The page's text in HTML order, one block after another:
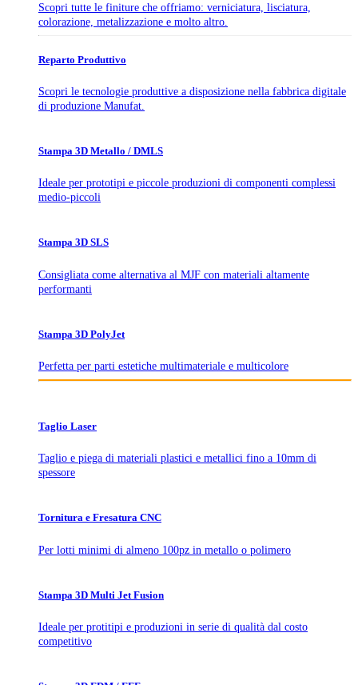
Scopri tutte le finiture che offriamo: verniciatura, lisciatura,
colorazione, metalizzazione e molto altro.
Reparto Produttivo
Scopri le tecnologie produttive a disposizione nella fabbrica digitale
di produzione Manufat.
Stampa 3D Metallo / DMLS
Ideale per prototipi e piccole produzioni di componenti complessi
medio-piccoli
Stampa 3D SLS
Consigliata come alternativa al MJF con materiali altamente
performanti
Stampa 3D PolyJet
Perfetta per parti estetiche multimateriale e multicolore
Taglio Laser
Taglio e piega di materiali plastici e metallici fino a 10mm di
spessore
Tornitura e Fresatura CNC
Per lotti minimi di almeno 100pz in metallo o polimero
Stampa 3D Multi Jet Fusion
Ideale per protitipi e produzioni in serie di qualità dal costo
competitivo